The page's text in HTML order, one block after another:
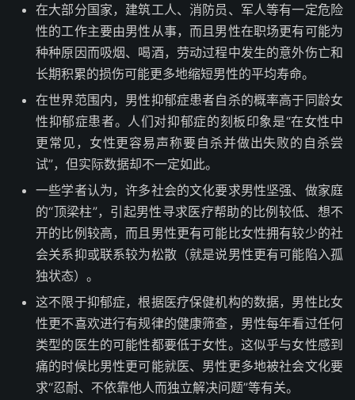
在大部分国家，建筑工人、消防员、军人等有一定危险
性的工作主要由男性从事，而且男性在职场更有可能为
种种原因而吸烟、喝酒，劳动过程中发生的意外伤亡和
长期积累的损伤可能更多地缩短男性的平均寿命。
在世界范围内，男性抑郁症患者自杀的概率高于同龄女
性抑郁症患者。人们对抑郁症的刻板印象是“在女性中
更常见，女性更容易声称要自杀并做出失败的自杀尝
试”，但实际数据却不一定如此。
一些学者认为，许多社会的文化要求男性坚强、做家庭
的“顶梁柱”，引起男性寻求医疗帮助的比例较低、想不
开的比例较高，而且男性更有可能比女性拥有较少的社
会关系抑或联系较为松散（就是说男性更有可能陷入孤
独状态）。
这不限于抑郁症，根据医疗保健机构的数据，男性比女
性更不喜欢进行有规律的健康筛查，男性每年看过任何
类型的医生的可能性都要低于女性。这似乎与女性感到
痛的时候比男性更可能就医、男性更多地被社会文化要
求“忍耐、不依靠他人而独立解决问题”等有关。